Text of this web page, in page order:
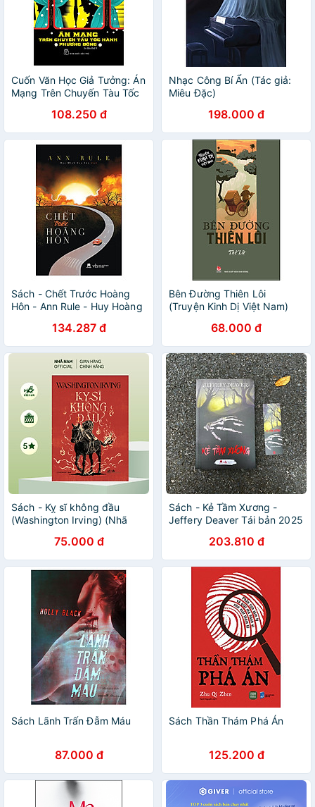
Cuốn Văn Học Giả Tưởng: Án
Mạng Trên Chuyến Tàu Tốc
108.250 đ
Nhạc Công Bí Ẩn (Tác giả:
Miêu Đặc)
198.000 đ
Sách - Chết Trước Hoàng
Hôn - Ann Rule - Huy Hoàng
134.287 đ
Bên Đường Thiên Lôi
(Truyện Kinh Dị Việt Nam)
68.000 đ
Sách - Kỵ sĩ không đầu
(Washington Irving) (Nhã
75.000 đ
Sách - Kẻ Tầm Xương -
Jeffery Deaver Tái bản 2025
203.810 đ
Sách Lãnh Trấn Đẫm Máu
87.000 đ
Sách Thần Thám Phá Án
125.200 đ